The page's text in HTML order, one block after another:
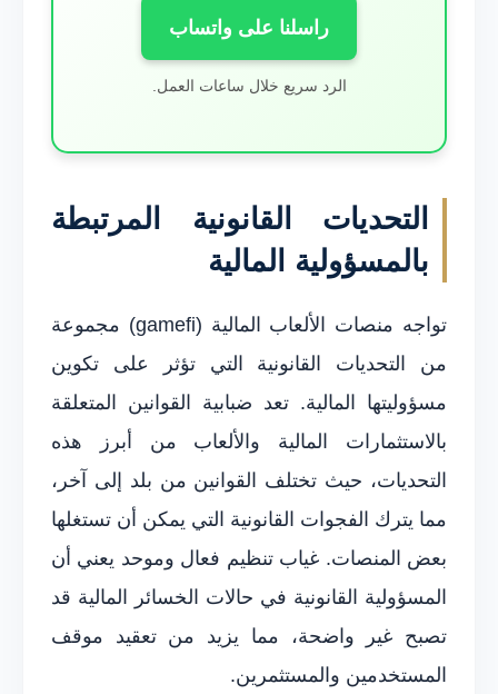
راسلنا على واتساب
الرد سريع خلال ساعات العمل.
التحديات القانونية المرتبطة
بالمسؤولية المالية
تواجه منصات الألعاب المالية (gamefi) مجموعة
من التحديات القانونية التي تؤثر على تكوين
مسؤوليتها المالية. تعد ضبابية القوانين المتعلقة
بالاستثمارات المالية والألعاب من أبرز هذه
التحديات، حيث تختلف القوانين من بلد إلى آخر،
مما يترك الفجوات القانونية التي يمكن أن تستغلها
بعض المنصات. غياب تنظيم فعال وموحد يعني أن
المسؤولية القانونية في حالات الخسائر المالية قد
تصبح غير واضحة، مما يزيد من تعقيد موقف
المستخدمين والمستثمرين.